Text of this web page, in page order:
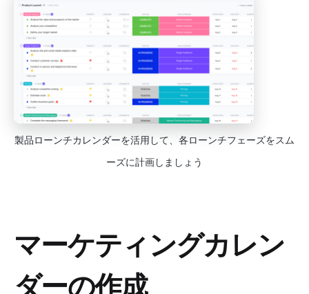
製品ローンチカレンダーを活用して、各ローンチフェーズをスム
ーズに計画しましょう
マーケティングカレン
ダーの作成